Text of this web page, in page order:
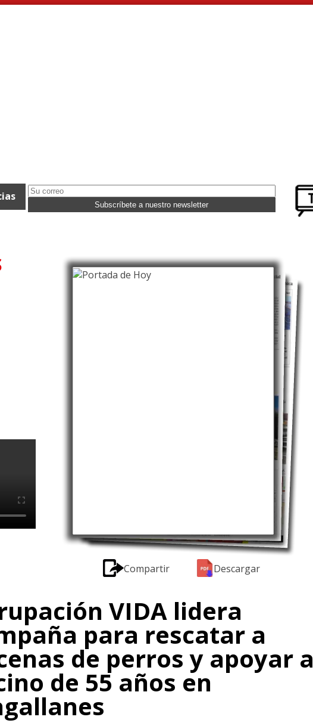
Compartir Descargar
VIDA lidera
para rescatar a
de perros y apoyar a
de 55 años en